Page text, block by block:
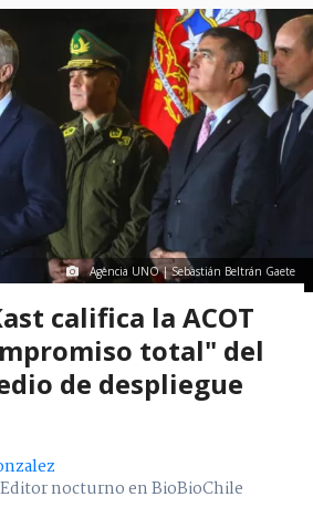
Agencia UNO | Sebastián Beltrán Gaete
califica la ACOT
total" del
de despliegue
nocturno en BioBioChile